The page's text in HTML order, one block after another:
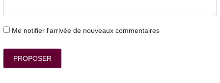
Me notifier l'arrivée de nouveaux commentaires
PROPOSER